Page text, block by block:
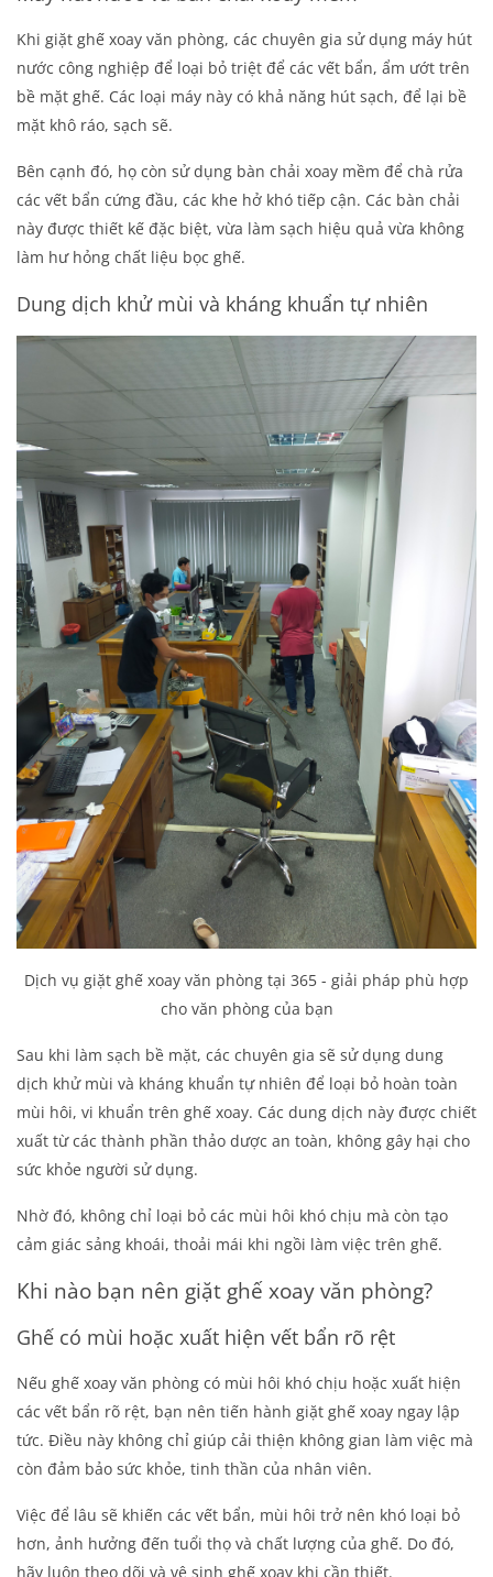
Khi giặt ghế xoay văn phòng, các chuyên gia sử dụng máy hút
nước công nghiệp để loại bỏ triệt để các vết bẩn, ẩm ướt trên
bề mặt ghế. Các loại máy này có khả năng hút sạch, để lại bề
mặt khô ráo, sạch sẽ.
Bên cạnh đó, họ còn sử dụng bàn chải xoay mềm để chà rửa
các vết bẩn cứng đầu, các khe hở khó tiếp cận. Các bàn chải
này được thiết kế đặc biệt, vừa làm sạch hiệu quả vừa không
làm hư hỏng chất liệu bọc ghế.
Dung dịch khử mùi và kháng khuẩn tự nhiên
Dịch vụ giặt ghế xoay văn phòng tại 365 - giải pháp phù hợp
cho văn phòng của bạn
Sau khi làm sạch bề mặt, các chuyên gia sẽ sử dụng dung
dịch khử mùi và kháng khuẩn tự nhiên để loại bỏ hoàn toàn
mùi hôi, vi khuẩn trên ghế xoay. Các dung dịch này được chiết
xuất từ các thành phần thảo dược an toàn, không gây hại cho
sức khỏe người sử dụng.
Nhờ đó, không chỉ loại bỏ các mùi hôi khó chịu mà còn tạo
cảm giác sảng khoái, thoải mái khi ngồi làm việc trên ghế.
Khi nào bạn nên giặt ghế xoay văn phòng?
Ghế có mùi hoặc xuất hiện vết bẩn rõ rệt
Nếu ghế xoay văn phòng có mùi hôi khó chịu hoặc xuất hiện
các vết bẩn rõ rệt, bạn nên tiến hành giặt ghế xoay ngay lập
tức. Điều này không chỉ giúp cải thiện không gian làm việc mà
còn đảm bảo sức khỏe, tinh thần của nhân viên.
Việc để lâu sẽ khiến các vết bẩn, mùi hôi trở nên khó loại bỏ
hơn, ảnh hưởng đến tuổi thọ và chất lượng của ghế. Do đó,
hãy luôn theo dõi và vệ sinh ghế xoay khi cần thiết.